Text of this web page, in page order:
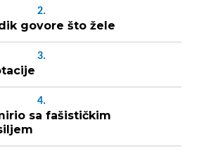
2.
govore što žele
3.
4.
sa fašističkim